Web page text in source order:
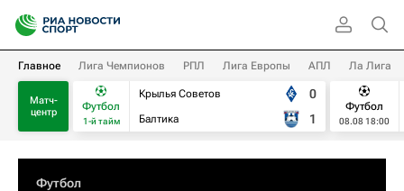
Главное Лига Чемпионов РПЛ Лига Европы АПЛ Ла Лига
Матч-
центр
Футбол
1-й тайм
Крылья Советов
Балтика
0
1
Футбол
08.08 18:00
Футбол